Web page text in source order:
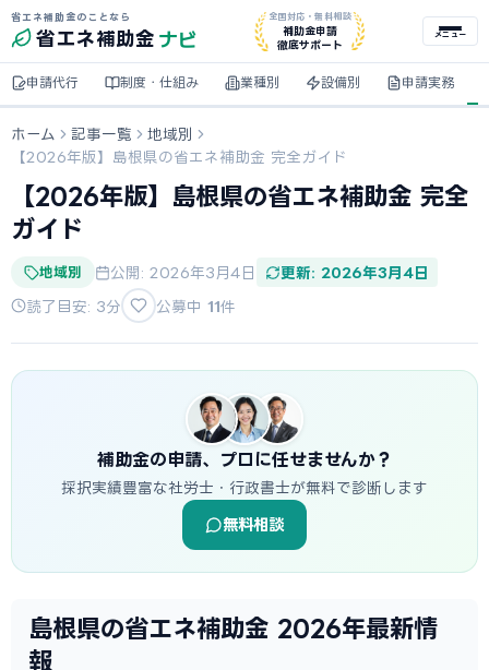
省エネ補助金のことなら
省エネ補助金 ナビ
全国対応・無料相談
補助金申請
徹底サポート
メニュー
申請代行 制度・仕組み 業種別 設備別 申請実務
ホーム 記事一覧
地域別
【2026年版】島根県の省エネ補助金 完全ガイド
【2026年版】島根県の省エネ補助金 完全
ガイド
地域別 公開: 2026年3月4日 更新: 2026年3月4日
読了目安: 3分 公募中 11件
補助金の申請、プロに任せませんか？
採択実績豊富な社労士・行政書士が無料で診断します
無料相談
島根県の省エネ補助金 2026年最新情
報